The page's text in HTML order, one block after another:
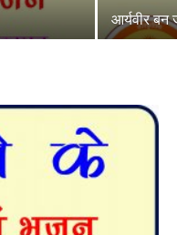
आर्यवीर बन